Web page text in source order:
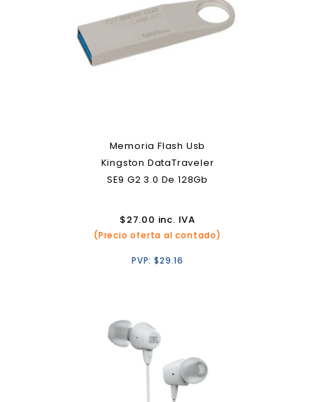
Memoria Flash Usb
Kingston DataTraveler
SE9 G2 3.0 De 128Gb
$27.00 inc. IVA
(Precio oferta al contado)
PVP:$29.16